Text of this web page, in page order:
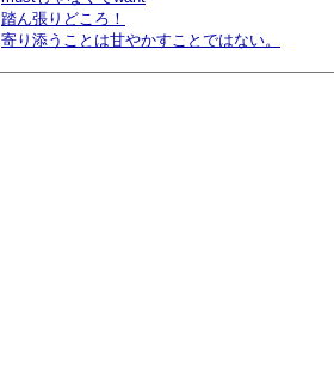
踏ん張りどころ！
寄り添うことは甘やかすことではない。